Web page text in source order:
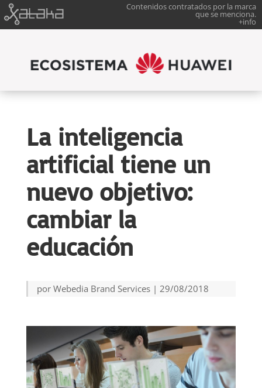
Contenidos contratados por la marca
que se menciona.
+info
La inteligencia
artificial tiene un
nuevo objetivo:
cambiar la
educación
por Webedia Brand Services| 29/08/2018